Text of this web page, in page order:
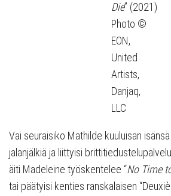
Die” (2021)
Photo ©
EON,
United
Artists,
Danjaq,
LLC
Vai seuraisiko Mathilde kuuluisan
jalanjälkiä ja liittyisi
äiti Madeleine työskentelee “No Time
tai päätyisi kenties ranskalaisen